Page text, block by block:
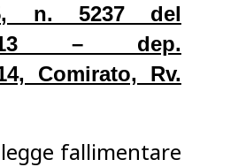
n. 5237 del
– dep.
Comirato, Rv.
fallimentare